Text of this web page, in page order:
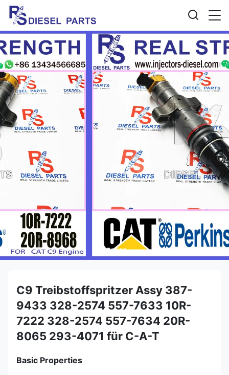
C9 Treibstoffspritzer Assy 387-
9433 328-2574 557-7633 10R-
7222 328-2574 557-7634 20R-
8065 293-4071 für C-A-T
Basic Properties